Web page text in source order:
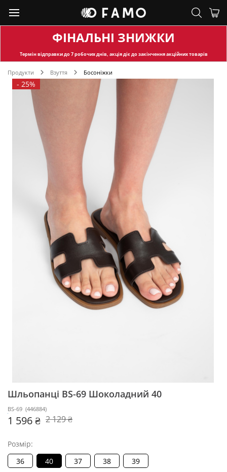
ФІНАЛЬНІ ЗНИЖКИ
Термін відправкидо 7 робочих днів, акція діє до закінчення акційних товарів
Продукти Взуття Босоніжки
- 25%
Шльопанці BS-69 Шоколадний 40
BS-69 (446884)
1 596 ₴ 2 129 ₴
Розмір:
36
40 37 38 39